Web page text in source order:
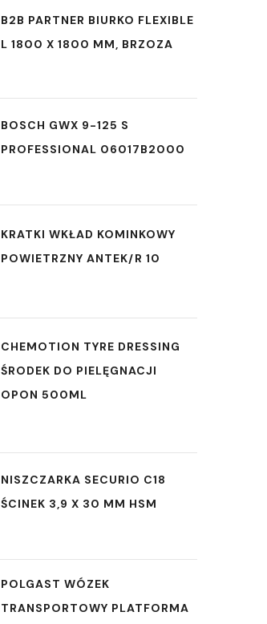
B2B PARTNER BIURKO FLEXIBLE
L 1800 X 1800 MM, BRZOZA
BOSCH GWX 9-125 S
PROFESSIONAL 06017B2000
KRATKI WKŁAD KOMINKOWY
POWIETRZNY ANTEK/R 10
CHEMOTION TYRE DRESSING
ŚRODEK DO PIELĘGNACJI
OPON 500ML
NISZCZARKA SECURIO C18
ŚCINEK 3,9 X 30 MM HSM
POLGAST WÓZEK
TRANSPORTOWY PLATFORMA